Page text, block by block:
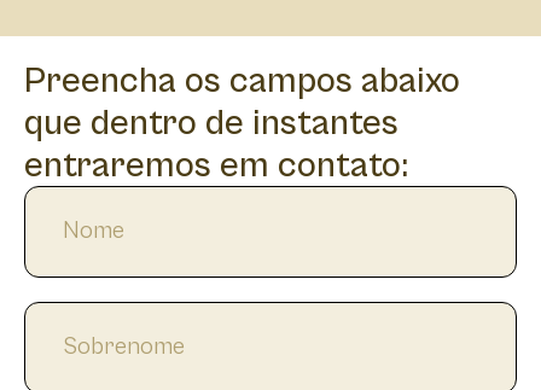
Preencha os campos abaixo
que dentro de instantes
entraremos em contato: